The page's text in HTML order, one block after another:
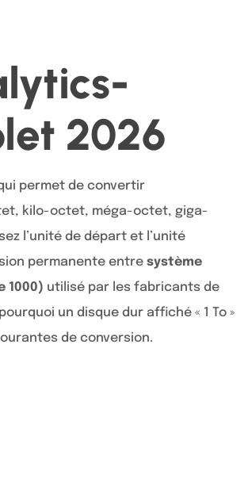
2026
permet de convertir
kilo-octet, méga-octet, giga-
l’unité de départ et l’unité
permanente entre système
1000) utilisé par les fabricants de
un disque dur affiché « 1 To »
de conversion.